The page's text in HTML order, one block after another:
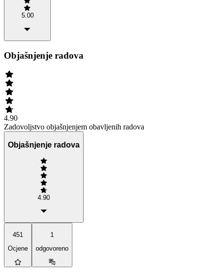
5.00
Objašnjenje radova
4.90
Zadovoljstvo objašnjenjem obavljenih radova
Objašnjenje radova
4.90
451
Ocjene
1
odgovoreno